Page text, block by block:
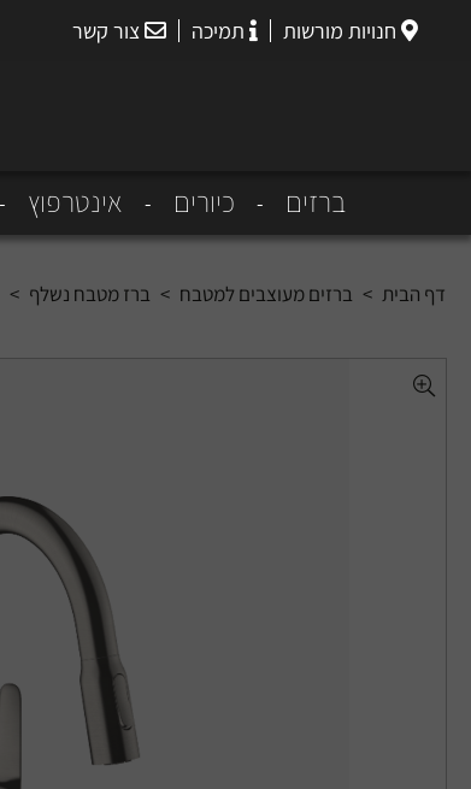
חנויות מורשות תמיכה צור קשר
ברזים כיורים אינטרפוץ
דף הבית > ברזים מעוצבים למטבח > ברז מטבח נשלף >